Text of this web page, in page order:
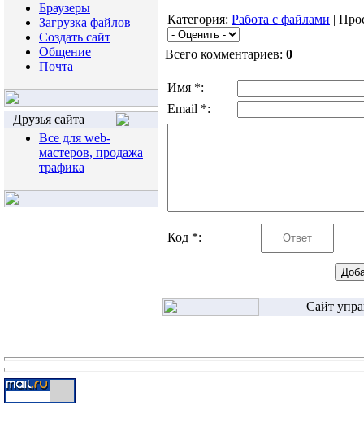
Браузеры
Загрузка файлов
Создать сайт
Общение
Почта
Друзья сайта
Все для web-
мастеров, продажа
трафика
Категория: Работа с файлами |
Всего комментариев: 0
Имя *:
Email *:
Код *:
Сайт